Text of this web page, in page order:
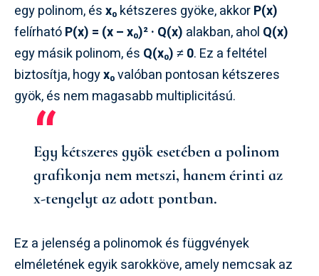
egy polinom, ésx₀kétszeres gyöke, akkorP(x)
felírhatóP(x) = (x – x₀)² · Q(x) alakban, ahol Q(x)
egy másik polinom, és Q(x₀) ≠ 0. Ez a feltétel
biztosítja, hogyx₀valóban pontosan kétszeres
gyök, és nem magasabb multiplicitású.
Egy kétszeres gyök esetében a polinom
grafikonja nem metszi, hanem érinti az
x-tengelyt az adott pontban.
Ez a jelenség a polinomok és függvények
elméletének egyik sarokköve, amely nemcsak az